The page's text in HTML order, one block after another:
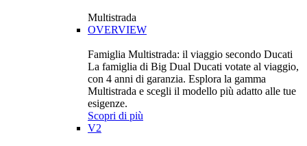
Multistrada
OVERVIEW
Famiglia Multistrada: il viaggio secondo Ducati
La famiglia di Big Dual Ducati votate al viaggio,
con 4 anni di garanzia. Esplora la gamma
Multistrada e scegli il modello più adatto alle tue
esigenze.
Scopri di più
V2